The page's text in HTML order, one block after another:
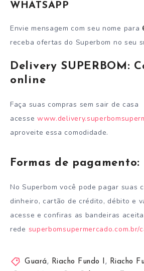
WHATSAPP
Envie mensagem com seu nome para
receba ofertas do Superbom no seu
Delivery SUPERBOM:
online
Faça suas compras sem sair de casa
acesse
aproveite essa comodidade.
Formas de pagamento:
No Superbom você pode pagar suas
dinheiro, cartão de crédito, débito e
acesse e confiras as bandeiras
rede superbomsupermercado.com.br/
Guará, Riacho Fundo I, Riacho